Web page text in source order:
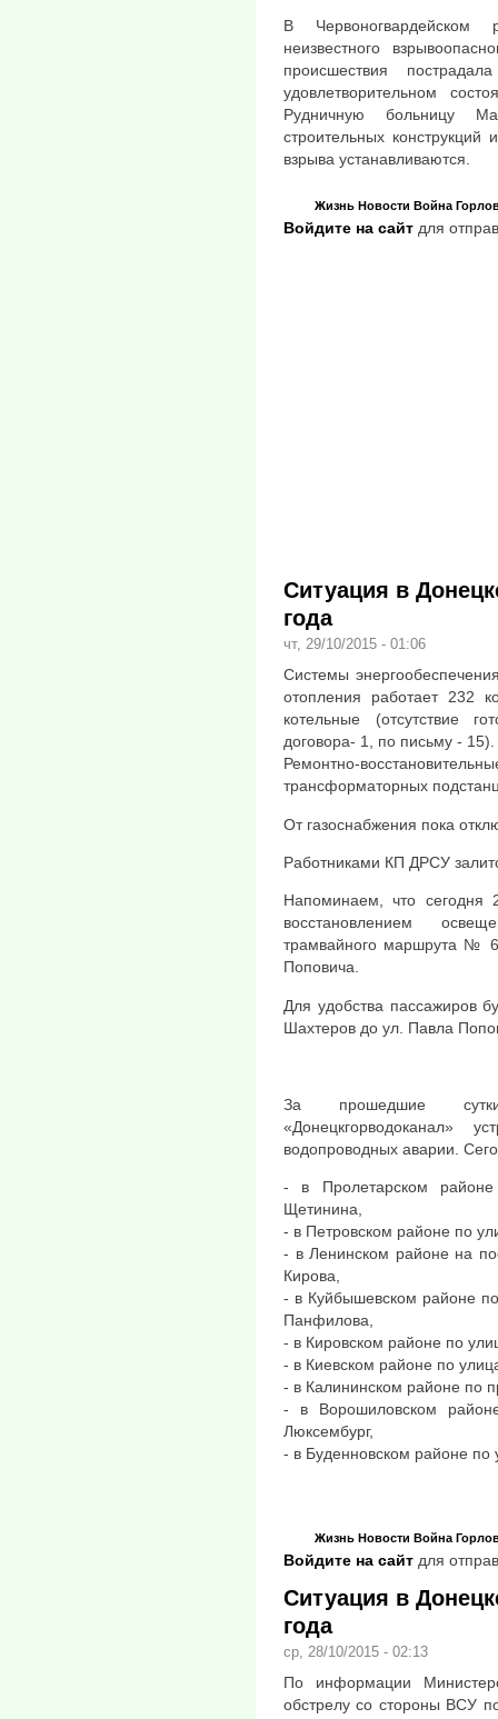
В Червоногвардейском
неизвестного
происшествия
удовлетворительном
Рудничную больницу
строительных
взрыва устанавливаются.
Жизнь Новости Война
Войдите на сайт для
Ситуация в
года
чт, 29/10/2015 - 01:06
Системы
отопления работает 232
котельные (отсутствие
договора- 1, по письму - 15).
Ремонтно-
трансформаторных
От газоснабжения пока
Работниками КП ДРСУ
Напоминаем, что сегодня
восстановлением
трамвайного маршрута №
Поповича.
Для удобства пассажиров
Шахтеров до ул. Павла
За прошедшие
«Донецкгорводоканал»
водопроводных аварии.
- в Пролетарском
Щетинина,
- в Петровском районе по
- в Ленинском районе на
Кирова,
- в Куйбышевском районе
Панфилова,
- в Кировском районе по
- в Киевском районе по
- в Калининском районе по
- в Ворошиловском
Люксембург,
- в Буденновском районе
Жизнь Новости Война
Войдите на сайт для
Ситуация в
года
ср, 28/10/2015 - 02:13
По информации
обстрелу со стороны ВСУ